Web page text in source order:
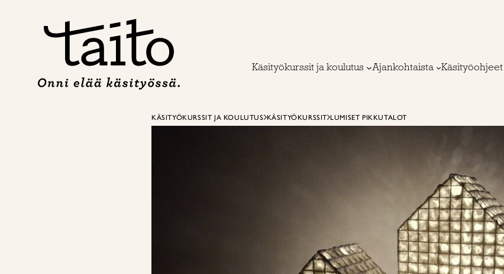
Käsityökurssit ja koulutus Ajankohtaista Käsityöohjeet
KÄSITYÖKURSSIT JA KOULUTUS KÄSITYÖKURSSIT LUMISET PIKKUTALOT